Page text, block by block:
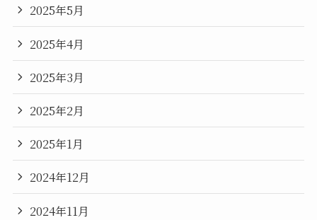
2025年5月
2025年4月
2025年3月
2025年2月
2025年1月
2024年12月
2024年11月